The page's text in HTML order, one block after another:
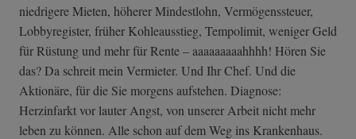
niedrigere Mieten, höherer Mindestlohn, Vermögenssteuer,
Lobbyregister, früher Kohleausstieg, Tempolimit, weniger Geld
für Rüstung und mehr für Rente – aaaaaaaaahhhh! Hören Sie
das? Da schreit mein Vermieter. Und Ihr Chef. Und die
Aktionäre, für die Sie morgens aufstehen. Diagnose:
Herzinfarkt vor lauter Angst, von unserer Arbeit nicht mehr
leben zu können. Alle schon auf dem Weg ins Krankenhaus.